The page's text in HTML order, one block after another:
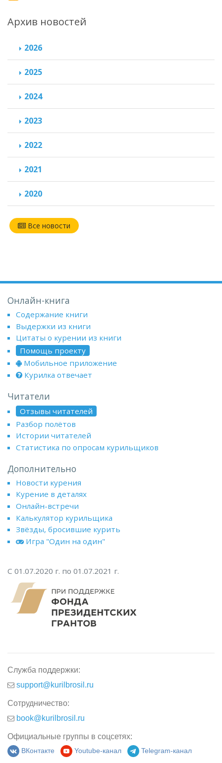
Архив новостей
2026
2025
2024
2023
2022
2021
2020
Все новости
Онлайн-книга
Содержание книги
Выдержки из книги
Цитаты о курении из книги
Помощь проекту
Мобильное приложение
Курилка отвечает
Читатели
Отзывы читателей
Разбор полётов
Истории читателей
Статистика по опросам курильщиков
Дополнительно
Новости курения
Курение в деталях
Онлайн-встречи
Калькулятор курильщика
Звёзды, бросившие курить
Игра "Один на один"
С 01.07.2020 г. по 01.07.2021 г.
Служба поддержки:
support@kurilbrosil.ru
Сотрудничество:
book@kurilbrosil.ru
Официальные группы в соцсетях:
ВКонтакте Youtube-канал Telegram-канал